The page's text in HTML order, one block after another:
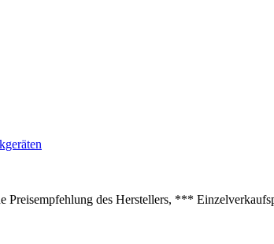
des Herstellers, ***